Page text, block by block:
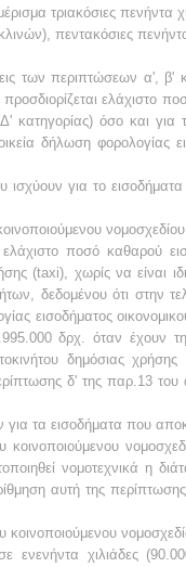
τριακόσιες πενήντα
πεντακόσιες
των περιπτώσεων α', β'
ελάχιστο
κατηγορίας) όσο και για
δήλωση φορολογίας
ισχύουν για το
νομοσχεδίου
ελάχιστο ποσό καθαρού
(taxi), χωρίς να είναι
δεδομένου ότι στην
εισοδήματος
δρχ. όταν έχουν
δημόσιας
δ' της παρ.13 του
για τα εισοδήματα που
νομοτεχνικά η
αυτή της περίπτωσης
ενενήντα χιλιάδες